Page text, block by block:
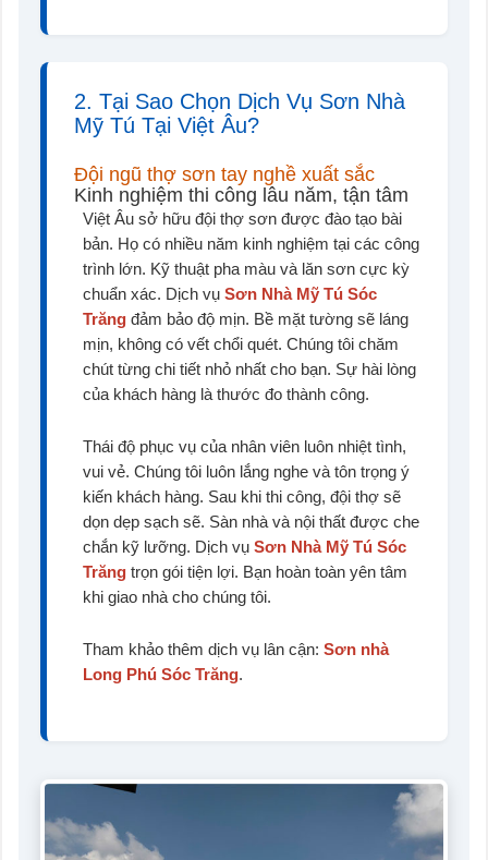
2. Tại Sao Chọn Dịch Vụ Sơn Nhà
Mỹ Tú Tại Việt Âu?
Đội ngũ thợ sơn tay nghề xuất sắc
Kinh nghiệm thi công lâu năm, tận tâm
Việt Âu sở hữu đội thợ sơn được đào tạo bài
bản. Họ có nhiều năm kinh nghiệm tại các công
trình lớn. Kỹ thuật pha màu và lăn sơn cực kỳ
chuẩn xác. Dịch vụ Sơn Nhà Mỹ Tú Sóc
Trăng đảm bảo độ mịn. Bề mặt tường sẽ láng
mịn, không có vết chổi quét. Chúng tôi chăm
chút từng chi tiết nhỏ nhất cho bạn. Sự hài lòng
của khách hàng là thước đo thành công.
Thái độ phục vụ của nhân viên luôn nhiệt tình,
vui vẻ. Chúng tôi luôn lắng nghe và tôn trọng ý
kiến khách hàng. Sau khi thi công, đội thợ sẽ
dọn dẹp sạch sẽ. Sàn nhà và nội thất được che
chắn kỹ lưỡng. Dịch vụ Sơn Nhà Mỹ Tú Sóc
Trăng trọn gói tiện lợi. Bạn hoàn toàn yên tâm
khi giao nhà cho chúng tôi.
Tham khảo thêm dịch vụ lân cận: Sơn nhà
Long Phú Sóc Trăng.